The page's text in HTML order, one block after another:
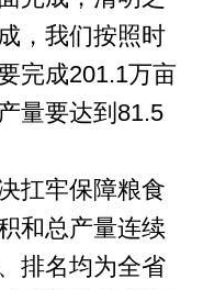
，我们按照时
完成201.1万亩
量要达到81.5
扛牢保障粮食
和总产量连续
排名均为全省